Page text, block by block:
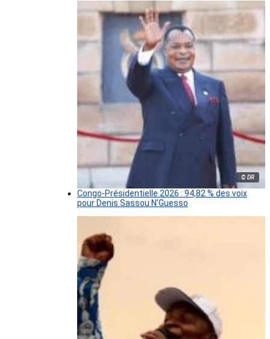
© DR
Congo-Présidentielle 2026 : 94,82 % des voix
pour Denis Sassou N’Guesso